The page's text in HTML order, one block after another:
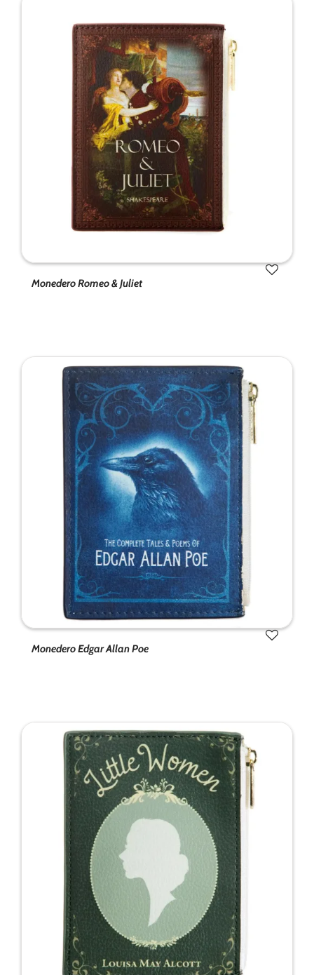
Monedero Romeo & Juliet
Monedero Edgar Allan Poe